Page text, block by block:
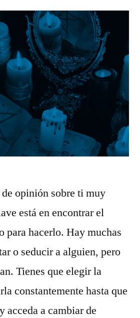
opinión sobre ti muy
está en encontrar el
para hacerlo. Hay muchas
o seducir a alguien, pero
Tienes que elegir la
constantemente hasta que
acceda a cambiar de